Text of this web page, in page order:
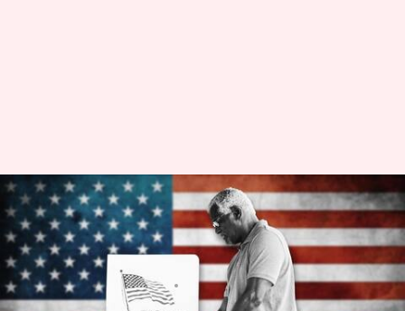
अमेरिकी राष्ट्रपति चुनाव 2024: 5
नवंबर को होगा मतदान, जानिए
चुनाव से जुड़ी हर जरूरी जानकारी
लेखन भारत शर्मा Nov 04, 2024 12:59 pm